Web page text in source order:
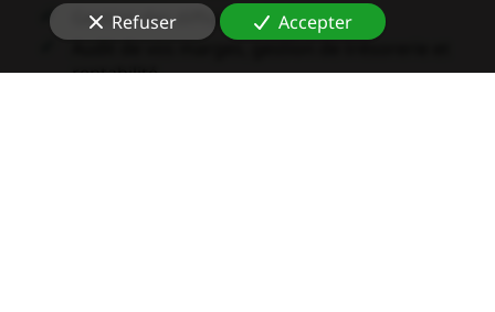
Gestion des difficultés financières
rentabilité
Refuser Accepter